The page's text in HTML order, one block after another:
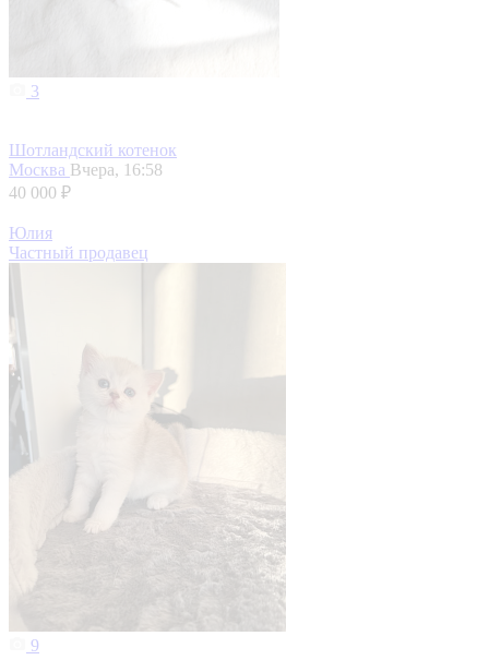
3
Шотландский котенок
Москва Вчера, 16:58
40 000 ₽
Юлия
Частный продавец
9